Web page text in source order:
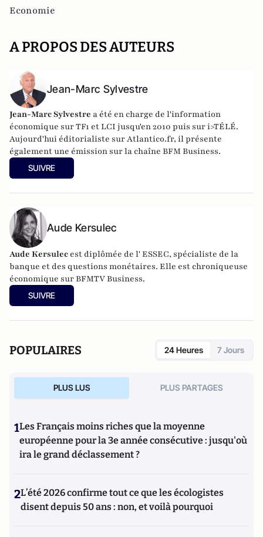
Economie
A PROPOS DES AUTEURS
Jean-Marc Sylvestre
Jean-Marc Sylvestre a été en charge de l'information
économique sur TF1 et LCI jusqu'en 2010 puis sur i>TÉLÉ.
Aujourd'hui éditorialiste sur Atlantico.fr, il présente
également une émission sur la chaîne BFM Business.
SUIVRE
Aude Kersulec
Aude Kersulec est diplômée de l' ESSEC, spécialiste de la
banque et des questions monétaires. Elle est chroniqueuse
économique sur BFMTV Business.
SUIVRE
POPULAIRES 24 Heures 7 Jours
PLUS LUS PLUS PARTAGES
1Les Français moins riches que la moyenne
européenne pour la 3e année consécutive : jusqu'où
ira le grand déclassement ?
2L’été 2026 confirme tout ce que les écologistes
disent depuis 50 ans : non, et voilà pourquoi